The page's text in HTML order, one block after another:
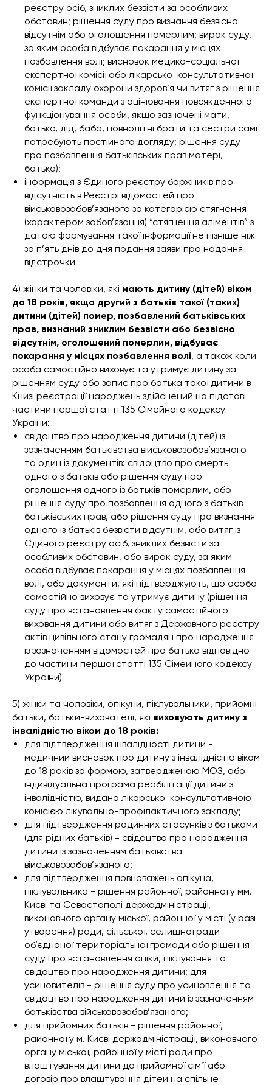
реєстру осіб, зниклих безвісти за особливих
обставин; рішення суду про визнання безвісно
відсутнім або оголошення померлим; вирок суду,
за яким особа відбуває покарання у місцях
позбавлення волі; висновок медико-соціальної
експертної комісії або лікарсько-консультативної
комісії закладу охорони здоров’я чи витяг з рішення
експертної команди з оцінювання повсякденного
функціонування особи, якщо зазначені мати,
батько, дід, баба, повнолітні брати та сестри самі
потребують постійного догляду; рішення суду
про позбавлення батьківських прав матері,
батька);
інформація з Єдиного реєстру боржників про
відсутність в Реєстрі відомостей про
військовозобов’язаного за категорією стягнення
(характером зобов’язання) “стягнення аліментів” з
датою формування такої інформації не пізніше ніж
за п’ять днів до дня подання заяви про надання
відстрочки
4) жінки та чоловіки, які мають дитину (дітей) віком
до 18 років, якщо другий з батьків такої (таких)
дитини (дітей) помер, позбавлений батьківських
прав, визнаний зниклим безвісти або безвісно
відсутнім, оголошений померлим, відбуває
покарання у місцях позбавлення волі, а також коли
особа самостійно виховує та утримує дитину за
рішенням суду або запис про батька такої дитини в
Книзі реєстрації народжень здійснений на підставі
частини першоїстатті 135 Сімейного кодексу
України:
свідоцтво про народження дитини (дітей) із
зазначенням батьківства військовозобов’язаного
та один із документів: свідоцтво про смерть
одного з батьків або рішення суду про
оголошення одного із батьків померлим, або
рішення суду про позбавлення одного з батьків
батьківських прав, або рішення суду про визнання
одного із батьків безвісти відсутнім, або витяг із
Єдиного реєстру осіб, зниклих безвісти за
особливих обставин, або вирок суду, за яким
особа відбуває покарання у місцях позбавлення
волі, або документи, які підтверджують, що особа
самостійно виховує та утримує дитину (рішення
суду про встановлення факту самостійного
виховання дитини або витяг з Державного реєстру
актів цивільного стану громадян про народження
із зазначенням відомостей про батька відповідно
до частини першоїстатті 135 Сімейного кодексу
України)
5) жінки та чоловіки, опікуни, піклувальники, прийомні
батьки, батьки-вихователі, які виховують дитину з
інвалідністю віком до 18 років:
для підтвердження інвалідності дитини -
медичний висновок про дитину з інвалідністю віком
до 18 років за формою, затвердженою МОЗ, або
індивідуальна програма реабілітації дитини з
інвалідністю, видана лікарсько-консультативною
комісією лікувально-профілактичного закладу;
для підтвердження родинних стосунків з батьками
(для рідних батьків) - свідоцтво про народження
дитини із зазначенням батьківства
військовозобов’язаного;
для підтвердження повноважень опікуна,
піклувальника - рішення районної, районної у мм.
Києві та Севастополі держадміністрації,
виконавчого органу міської, районної у місті (у разі
утворення) ради, сільської, селищної ради
об’єднаної територіальної громади або рішення
суду про встановлення опіки, піклування та
свідоцтво про народження дитини; для
усиновителів - рішення суду про усиновлення та
свідоцтво про народження дитини із зазначенням
батьківства військовозобов’язаного;
для прийомних батьків - рішення районної,
районної у м. Києві держадміністрації, виконавчого
органу міської, районної у місті ради про
влаштування дитини до прийомної сім’ї або
договір про влаштування дітей на спільне